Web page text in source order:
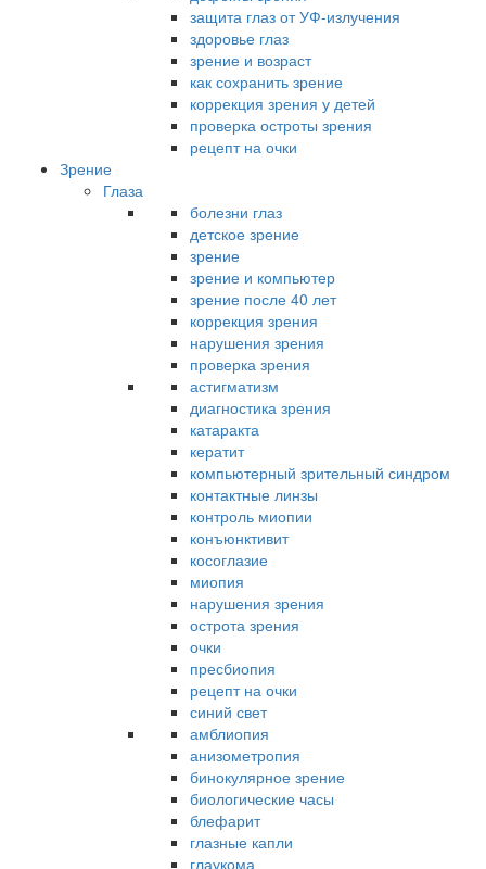
защита глаз от УФ-излучения
здоровье глаз
зрение и возраст
как сохранить зрение
коррекция зрения у детей
проверка остроты зрения
рецепт на очки
Зрение
Глаза
болезни глаз
детское зрение
зрение
зрение и компьютер
зрение после 40 лет
коррекция зрения
нарушения зрения
проверка зрения
астигматизм
диагностика зрения
катаракта
кератит
компьютерный зрительный синдром
контактные линзы
контроль миопии
конъюнктивит
косоглазие
миопия
нарушения зрения
острота зрения
очки
пресбиопия
рецепт на очки
синий свет
амблиопия
анизометропия
бинокулярное зрение
биологические часы
блефарит
глазные капли
глаукома